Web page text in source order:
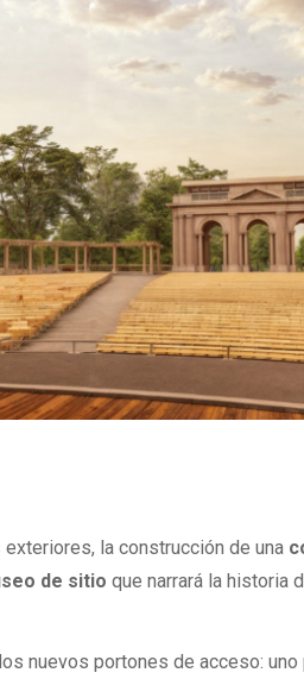
la construcción de una
de sitio que narrará la historia
nuevos portones de acceso: